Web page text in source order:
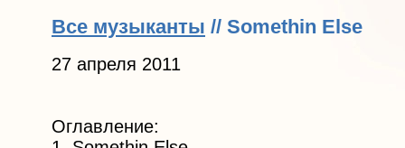
Все музыканты // Somethin Else
27 апреля 2011
Оглавление: